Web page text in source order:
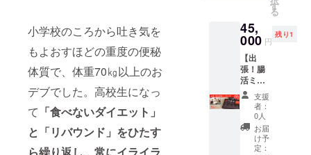
小学校のころから吐き気を
もよおすほどの重度の便秘
体質で、体重70㎏以上のお
デブでした。高校生になっ
て 「食べないダイエット」
と「リバウンド」をひたす
ら繰り返し、常にイライラ
※CAMP
システ
ム上同
じ金額
で申請
出来な
いの
で、増
額分の
金額は
応援の
お気持
ちとし
本プロ
ジェク
ナーが
書いた
手作り
ミニ冊
PDF「
世界一
かんた
んなみ
講師兼
ゲーム
マス
ターと
して、
全国の
小中高
学校、
イベン
ト会
場、講
演会な
す
る
45,
000 円
残り1
【出
張！腸
活ミニ
講座＋
ゲーム
購入
パッ
ク】 腸
活ゲー
支援
者：
0人
お届
け予
定：